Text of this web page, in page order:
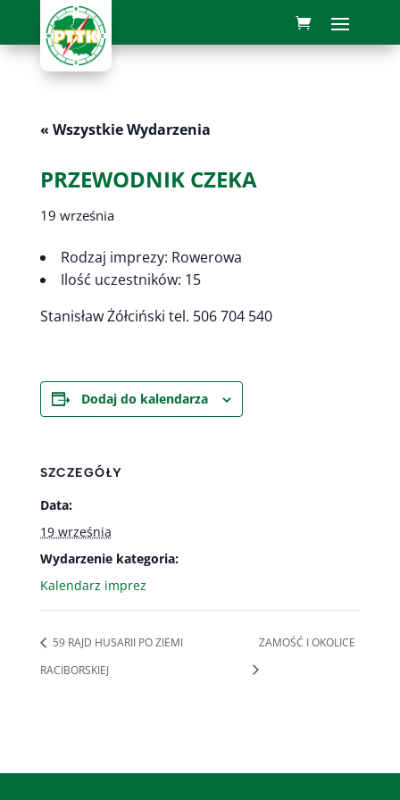
« Wszystkie Wydarzenia
PRZEWODNIK CZEKA
19 września
Rodzaj imprezy: Rowerowa
Ilość uczestników: 15
Stanisław Żółciński tel. 506 704 540
Dodaj do kalendarza
SZCZEGÓŁY
Data:
19 września
Wydarzenie kategoria:
Kalendarz imprez
59 RAJD HUSARII PO ZIEMI
RACIBORSKIEJ
ZAMOŚĆ I OKOLICE